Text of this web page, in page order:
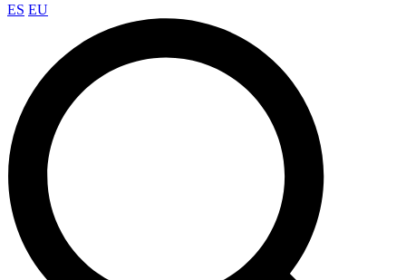
ES EU